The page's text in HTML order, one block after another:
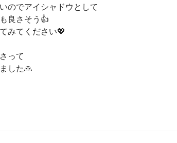
のでアイシャドウとして
良さそう👍
みてください💖
って
した🙏